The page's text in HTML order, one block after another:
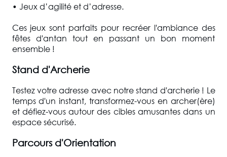
• Jeux d’agilité et d’adresse.
Ces jeux sont parfaits pour recréer l'ambiance des
fêtes d'antan tout en passant un bon moment
ensemble !
Stand d'Archerie
Testez votre adresse avec notre stand d'archerie ! Le
temps d'un instant, transformez-vous en archer(ère)
et défiez-vous autour des cibles amusantes dans un
espace sécurisé.
Parcours d'Orientation